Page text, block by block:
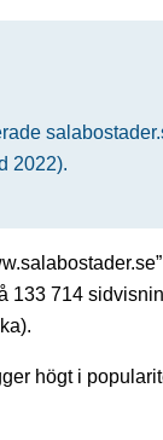
2022).
133 714
högt i